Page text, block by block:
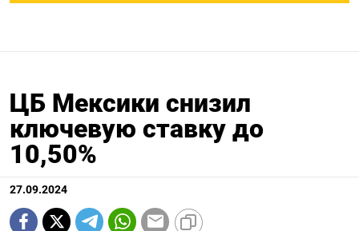
ЦБ Мексики снизил
ключевую ставку до
10,50%
27.09.2024